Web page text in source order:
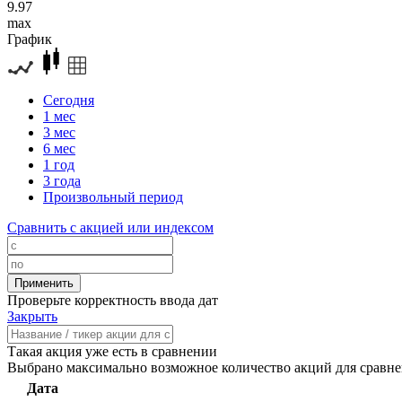
9.97
max
График
Сегодня
1 мес
3 мес
6 мес
1 год
3 года
Произвольный период
Сравнить с акцией или индексом
Проверьте корректность ввода дат
Закрыть
Такая акция уже есть в сравнении
Выбрано максимально возможное количество акций для
Дата